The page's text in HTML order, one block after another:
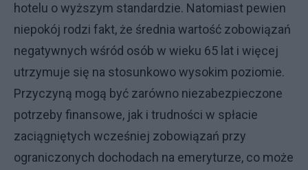
hotelu o wyższym standardzie. Natomiast pewien
niepokój rodzi fakt, że średnia wartość zobowiązań
negatywnych wśród osób w wieku 65 lat i więcej
utrzymuje się na stosunkowo wysokim poziomie.
Przyczyną mogą być zarówno niezabezpieczone
potrzeby finansowe, jak i trudności w spłacie
zaciągniętych wcześniej zobowiązań przy
ograniczonych dochodach na emeryturze, co może